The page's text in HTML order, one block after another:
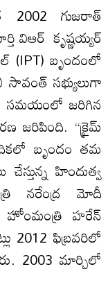
గుజరాత్
విఆర్ కృష్ణయ్యర్
(IPT) బృందంలో
సావంత్ సభ్యులుగా
సమయంలో జరిగిన
జరిపింది. “క్రైమ్
బృందం తమ
హిందుత్వ
నరేంద్ర మోదీ
హోంమంత్రి హరేన్
2012 ఫిబ్రవరిలో
2003 మార్చిలో